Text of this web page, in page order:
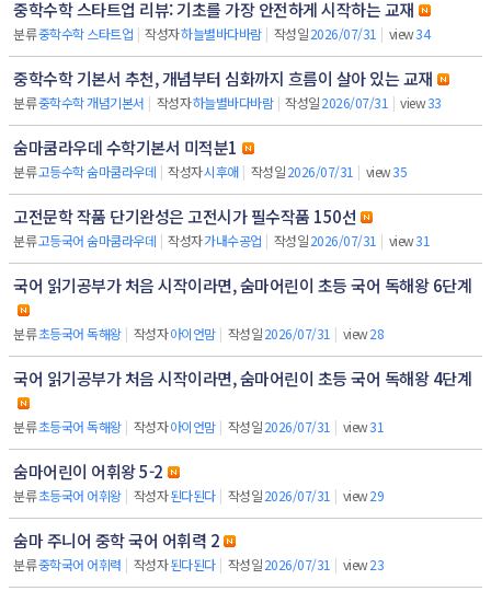
중학수학 스타트업 리뷰: 기초를 가장 안전하게 시작하는 교재
분류중학수학 스타트업 | 작성자하늘별바다바람 | 작성일2026/07/31 | view34
중학수학 기본서 추천, 개념부터 심화까지 흐름이 살아 있는 교재
분류중학수학 개념기본서 | 작성자하늘별바다바람 | 작성일2026/07/31 | view33
숨마쿰라우데 수학기본서 미적분1
분류고등수학 숨마쿰라우데 | 작성자시후애 | 작성일2026/07/31 | view35
고전문학 작품 단기완성은 고전시가 필수작품 150선
분류고등국어 숨마쿰라우데 | 작성자가내수공업 | 작성일2026/07/31 | view31
국어 읽기공부가 처음 시작이라면, 숨마어린이 초등 국어 독해왕 6단계
분류초등국어 독해왕 | 작성자아이언맘 | 작성일2026/07/31 | view28
국어 읽기공부가 처음 시작이라면, 숨마어린이 초등 국어 독해왕 4단계
분류초등국어 독해왕 | 작성자아이언맘 | 작성일2026/07/31 | view31
숨마어린이 어휘왕 5-2
분류초등국어 어휘왕 | 작성자된다된다 | 작성일2026/07/31 | view29
숨마 주니어 중학 국어 어휘력 2
분류중학국어 어휘력 | 작성자된다된다 | 작성일2026/07/31 | view23